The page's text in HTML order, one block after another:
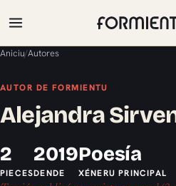
Aniciu/Autores
AUTOR DE FORMIENTU
Alejandra
2
PIECES
2019
DENDE
Poesía
XÉNERU PRINCIPAL